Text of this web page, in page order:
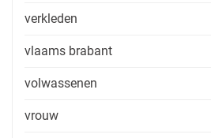
verkleden
vlaams brabant
volwassenen
vrouw